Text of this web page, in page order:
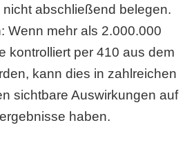
abschließend belegen.
Wenn mehr als 2.000.000
kontrolliert per 410 aus dem
kann dies in zahlreichen
sichtbare Auswirkungen auf
haben.